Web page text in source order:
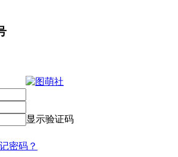
显示验证码
密码？